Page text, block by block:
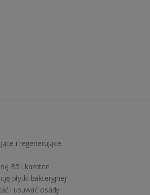
i regenerujące
B5 i karoten
płytki bakteryjnej
i usuwać osady